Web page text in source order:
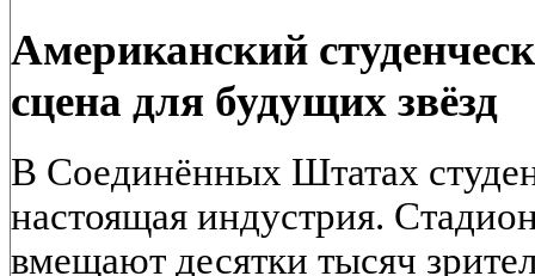
Американский
сцена для будущих звёзд
В Соединённых Штатах
настоящая индустрия.
вмещают десятки тысяч